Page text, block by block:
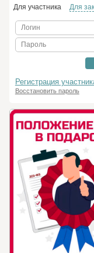
Для участника Для
Логин
Пароль
Регистрация
Восстановить пароль